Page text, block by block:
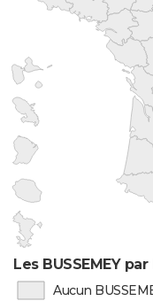
Les BUSSEMEY
Aucun